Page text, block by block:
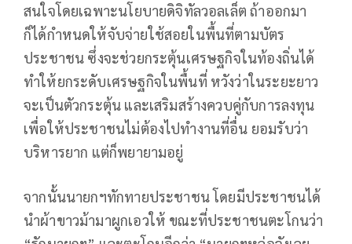
สนใจโดยเฉพาะนโยบายดิจิทัลวอลเล็ต ถ้าออกมา
ก็ได้กำหนดให้จับจ่ายใช้สอยในพื้นที่ตามบัตร
ประชาชน ซึ่งจะช่วยกระตุ้นเศรษฐกิจในท้องถิ่นได้
ทำให้ยกระดับเศรษฐกิจในพื้นที่ หวังว่าในระยะยาว
จะเป็นตัวกระตุ้น และเสริมสร้างควบคู่กับการลงทุน
เพื่อให้ประชาชนไม่ต้องไปทำงานที่อื่น ยอมรับว่า
บริหารยาก แต่ก็พยายามอยู่
จากนั้นนายกฯทักทายประชาชน โดยมีประชาชนได้
นำผ้าขาวม้ามาผูกเอวให้ ขณะที่ประชาชนตะโกนว่า